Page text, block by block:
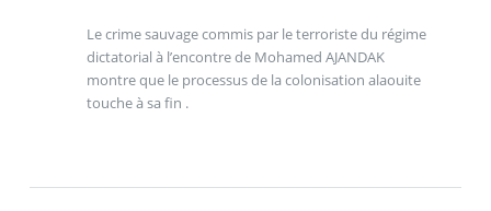
Le crime sauvage commis par le terroriste du régime
dictatorial à l’encontre de Mohamed AJANDAK
montre que le processus de la colonisation alaouite
touche à sa fin .